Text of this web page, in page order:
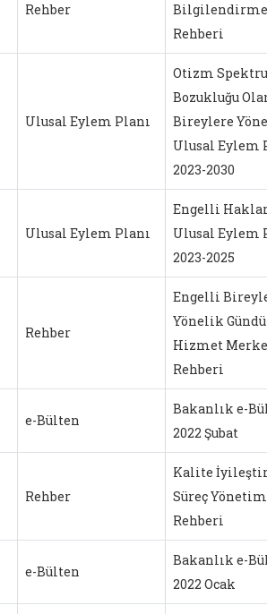
Rehber
Bilgilendirme
Rehberi
Ulusal Eylem Planı
Otizm
Bozukluğu
Bireylere
Ulusal Eylem
2023-2030
Ulusal Eylem Planı
Engelli
Ulusal Eylem
2023-2025
Rehber
Engelli
Yönelik
Hizmet
Rehberi
e-Bülten
Bakanlık e-
2022 Şubat
Rehber
Kalite
Süreç
Rehberi
e-Bülten
Bakanlık e-
2022 Ocak